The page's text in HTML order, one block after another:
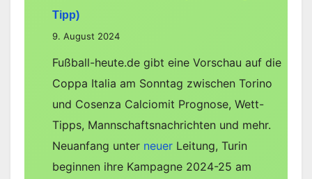
Tipp)
9. August 2024
Fußball-heute.de gibt eine Vorschau auf die
Coppa Italia am Sonntag zwischen Torino
und Cosenza Calciomit Prognose, Wett-
Tipps, Mannschaftsnachrichten und mehr.
Neuanfang unter neuer Leitung, Turin
beginnen ihre Kampagne 2024-25 am